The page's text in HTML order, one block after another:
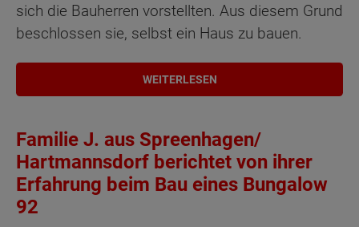
sich die Bauherren vorstellten. Aus diesem Grund
beschlossen sie, selbst ein Haus zu bauen.
WEITERLESEN
Familie J. aus Spreenhagen/
Hartmannsdorf berichtet von ihrer
Erfahrung beim Bau eines Bungalow
92